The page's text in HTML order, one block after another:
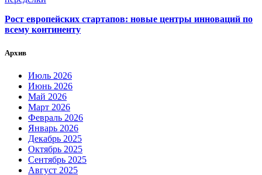
Рост европейских стартапов: новые центры инноваций по
всему континенту
Архив
Июль 2026
Июнь 2026
Май 2026
Март 2026
Февраль 2026
Январь 2026
Декабрь 2025
Октябрь 2025
Сентябрь 2025
Август 2025